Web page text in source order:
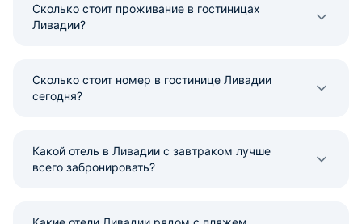
Сколько стоит проживание в гостиницах
Ливадии?
Сколько стоит номер в гостинице Ливадии
сегодня?
Какой отель в Ливадии с завтраком лучше
всего забронировать?